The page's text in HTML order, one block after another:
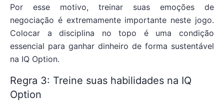
Por esse motivo, treinar suas emoções de
negociação é extremamente importante neste jogo.
Colocar a disciplina no topo é uma condição
essencial para ganhar dinheiro de forma sustentável
na IQ Option.
Regra 3: Treine suas habilidades na IQ
Option